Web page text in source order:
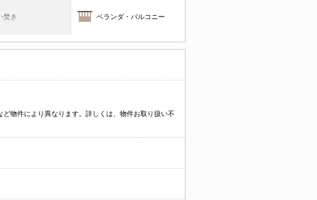
焚き ベランダ・バルコニー
物件により異なります。詳しくは、物件お取り扱い不